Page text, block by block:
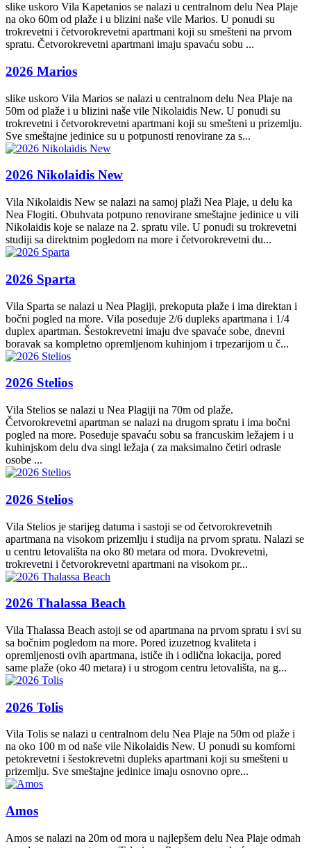
slike uskoro Vila Kapetanios se nalazi u centralnom delu Nea Plaje
na oko 60m od plaže i u blizini naše vile Marios. U ponudi su
trokrevetni i četvorokrevetni apartmani koji su smešteni na prvom
spratu. Četvorokrevetni apartmani imaju spavaću sobu ...
2026 Marios
slike uskoro Vila Marios se nalazi u centralnom delu Nea Plaje na
50m od plaže i u blizini naše vile Nikolaidis New. U ponudi su
trokrevetni i četvorokrevetni apartmani koji su smešteni u prizemlju.
Sve smeštajne jedinice su u potpunosti renovirane za s...
2026 Nikolaidis New
Vila Nikolaidis New se nalazi na samoj plaži Nea Plaje, u delu ka
Nea Flogiti. Obuhvata potpuno renovirane smeštajne jedinice u vili
Nikolaidis koje se nalaze na 2. spratu vile. U ponudi su trokrevetni
studiji sa direktnim pogledom na more i četvorokrevetni du...
2026 Sparta
Vila Sparta se nalazi u Nea Plagiji, prekoputa plaže i ima direktan i
bočni pogled na more. Vila poseduje 2/6 dupleks apartmana i 1/4
duplex apartman. Šestokrevetni imaju dve spavaće sobe, dnevni
boravak sa kompletno opremljenom kuhinjom i trpezarijom u č...
2026 Stelios
Vila Stelios se nalazi u Nea Plagiji na 70m od plaže.
Četvorokrevetni apartman se nalazi na drugom spratu i ima bočni
pogled na more. Poseduje spavaću sobu sa francuskim ležajem i u
kuhinjskom delu dva singl ležaja ( za maksimalno četiri odrasle
osobe ...
2026 Stelios
Vila Stelios je starijeg datuma i sastoji se od četvorokrevetnih
apartmana na visokom prizemlju i studija na prvom spratu. Nalazi se
u centru letovališta na oko 80 metara od mora. Dvokrevetni,
trokrevetni i četvorokrevetni apartmani na visokom pr...
2026 Thalassa Beach
Vila Thalassa Beach astoji se od apartmana na prvom spratu i svi su
sa bočnim pogledom na more. Pored izuzetnog kvaliteta i
opremljenosti ovih apartmana, ističe ih i odlična lokacija, pored
same plaže (oko 40 metara) i u strogom centru letovališta, na g...
2026 Tolis
Vila Tolis se nalazi u centralnom delu Nea Plaje na 50m od plaže i
na oko 100 m od naše vile Nikolaidis New. U ponudi su komforni
petokrevetni i šestokrevetni dupleks apartmani koji su smešteni u
prizemlju. Sve smeštajne jedinice imaju osnovno opre...
Amos
Amos se nalazi na 20m od mora u najlepšem delu Nea Plaje odmah